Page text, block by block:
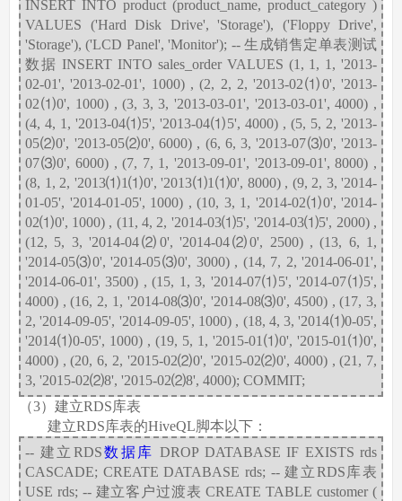
INSERT INTO product (product_name, product_category )
VALUES ('Hard Disk Drive', 'Storage'), ('Floppy Drive',
'Storage'), ('LCD Panel', 'Monitor'); -- 生成销售定单表测试
数据 INSERT INTO sales_order VALUES (1, 1, 1, '2013-
02-01', '2013-02-01', 1000) , (2, 2, 2, '2013-02⑴0', '2013-
02⑴0', 1000) , (3, 3, 3, '2013-03-01', '2013-03-01', 4000) ,
(4, 4, 1, '2013-04⑴5', '2013-04⑴5', 4000) , (5, 5, 2, '2013-
05⑵0', '2013-05⑵0', 6000) , (6, 6, 3, '2013-07⑶0', '2013-
07⑶0', 6000) , (7, 7, 1, '2013-09-01', '2013-09-01', 8000) ,
(8, 1, 2, '2013⑴1⑴0', '2013⑴1⑴0', 8000) , (9, 2, 3, '2014-
01-05', '2014-01-05', 1000) , (10, 3, 1, '2014-02⑴0', '2014-
02⑴0', 1000) , (11, 4, 2, '2014-03⑴5', '2014-03⑴5', 2000) ,
(12, 5, 3, '2014-04⑵0', '2014-04⑵0', 2500) , (13, 6, 1,
'2014-05⑶0', '2014-05⑶0', 3000) , (14, 7, 2, '2014-06-01',
'2014-06-01', 3500) , (15, 1, 3, '2014-07⑴5', '2014-07⑴5',
4000) , (16, 2, 1, '2014-08⑶0', '2014-08⑶0', 4500) , (17, 3,
2, '2014-09-05', '2014-09-05', 1000) , (18, 4, 3, '2014⑴0-05',
'2014⑴0-05', 1000) , (19, 5, 1, '2015-01⑴0', '2015-01⑴0',
4000) , (20, 6, 2, '2015-02⑵0', '2015-02⑵0', 4000) , (21, 7,
3, '2015-02⑵8', '2015-02⑵8', 4000); COMMIT;
（3）建立RDS库表
建立RDS库表的HiveQL脚本以下：
-- 建立RDS数据库 DROP DATABASE IF EXISTS rds
CASCADE; CREATE DATABASE rds; -- 建立RDS库表
USE rds; -- 建立客户过渡表 CREATE TABLE customer (